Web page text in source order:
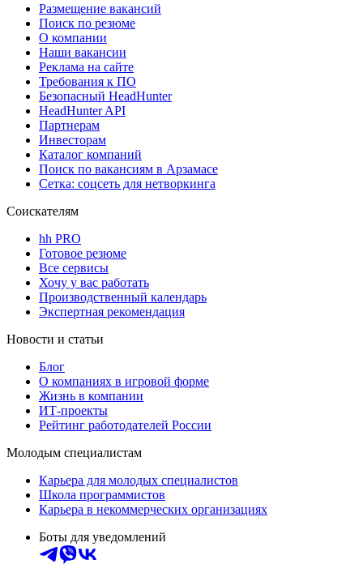
Размещение вакансий
Поиск по резюме
О компании
Наши вакансии
Реклама на сайте
Требования к ПО
Безопасный HeadHunter
HeadHunter API
Партнерам
Инвесторам
Каталог компаний
Поиск по вакансиям в Арзамасе
Сетка: соцсеть для нетворкинга
Соискателям
hh PRO
Готовое резюме
Все сервисы
Хочу у вас работать
Производственный календарь
Экспертная рекомендация
Новости и статьи
Блог
О компаниях в игровой форме
Жизнь в компании
ИТ-проекты
Рейтинг работодателей России
Молодым специалистам
Карьера для молодых специалистов
Школа программистов
Карьера в некоммерческих организациях
Боты для уведомлений